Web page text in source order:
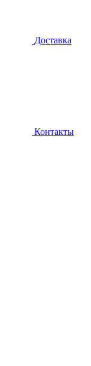
Доставка
Контакты